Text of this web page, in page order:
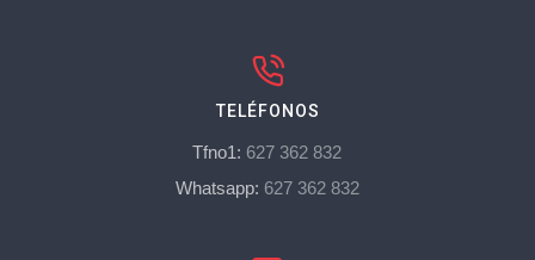
TELÉFONOS
Tfno1: 627 362 832
Whatsapp: 627 362 832